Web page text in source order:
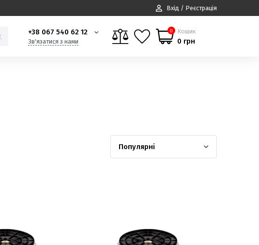
Вхід / Реєстрація
+38 067 540 62 12
Зв'язатися з нами
0 Кошик
0 грн
Популярні